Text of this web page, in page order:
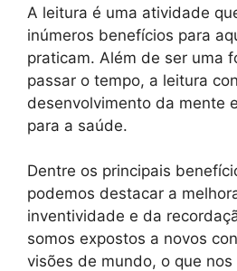
A leitura é uma atividade
inúmeros benefícios para
praticam. Além de ser uma
passar o tempo, a leitura
desenvolvimento da mente
para a saúde.
Dentre os principais
podemos destacar a
inventividade e da
somos expostos a novos
visões de mundo, o que nos